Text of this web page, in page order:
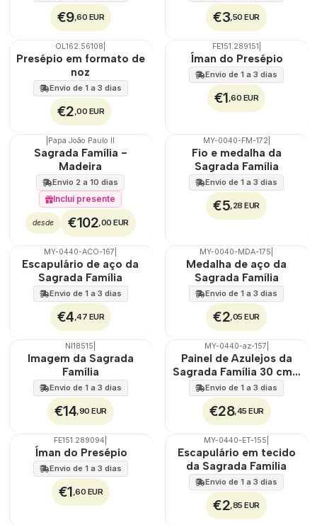
€9,60 EUR €3,50 EUR
TOP
OL162.56108
Presépio em formato de
noz
Envio de 1 a 3 dias
€2,00 EUR
Não Disponível
FE151.289151
Íman do Presépio
Envio de 1 a 3 dias
€1,60 EUR
Papa João Paulo II
Sagrada Família -
Madeira
Envio 2 a 10 dias
Incluí presente
desde €102,00 EUR
MY-0040-FM-172
Fio e medalha da
Sagrada Família
Envio de 1 a 3 dias
€5,28 EUR
🇵🇹
ÁGUA
MY-0440-ACO-167
Escapulário de aço da
Sagrada Família
Envio de 1 a 3 dias
€4,47 EUR
🇵🇹
ÁGUA
MY-0040-MDA-175
Medalha de aço da
Sagrada Família
Envio de 1 a 3 dias
€2,05 EUR
Não Disponível
NI18515
Imagem da Sagrada
Família
Envio de 1 a 3 dias
€14,90 EUR
🇵🇹
EXT.
MY-0440-az-157
Painel de Azulejos da
Sagrada Família 30 cm x
45 cm
Envio de 1 a 3 dias
€28,45 EUR
Não Disponível
FE151.289094
Íman do Presépio
Envio de 1 a 3 dias
€1,60 EUR
🇵🇹
ÁGUA
MY-0440-ET-155
Escapulário em tecido
da Sagrada Família
Envio de 1 a 3 dias
€2,85 EUR